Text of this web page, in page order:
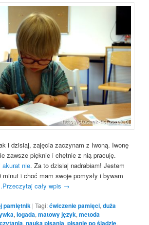
i dzisiaj, zajęcia zaczynam z Iwoną. Iwonę
zawsze pięknie i chętnie z nią pracuję.
akurat nie. Za to dzisiaj nadrabiam! Jestem
minut i choć mam swoje pomysły i bywam
cały wpis →
pamiętnik |Tagi:ćwiczenie pamięci,duża
,logada,matowy język,metoda
,nauka pisania,pisanie po śladzie,